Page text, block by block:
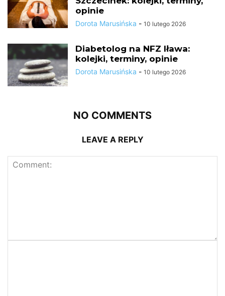
opinie
Dorota Marusińska - 10 lutego 2026
Diabetolog na NFZ Iława:
kolejki, terminy, opinie
Dorota Marusińska - 10 lutego 2026
NO COMMENTS
LEAVE A REPLY